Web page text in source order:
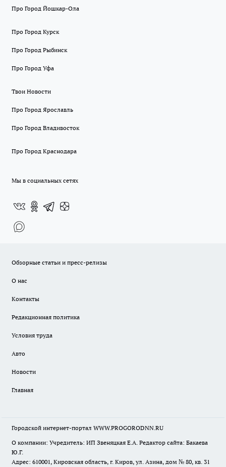
Про Город Йошкар-Ола
Про Город Курск
Про Город Рыбинск
Про Город Уфа
Твои Новости
Про Город Ярославль
Про Город Владивосток
Про Город Краснодара
Мы в социальных сетях
Обзорные статьи и пресс-релизы
О нас
Контакты
Редакционная политика
Условия труда
Авто
Новости
Главная
Городской интернет-портал WWW.PROGORODNN.RU
О компании: Учредитель: ИП Звеняцкая Е.А. Редактор сайта: Бакаева
Ю.Г.
Адрес: 610001, Кировская область, г. Киров, ул. Азина, дом № 80, кв. 31